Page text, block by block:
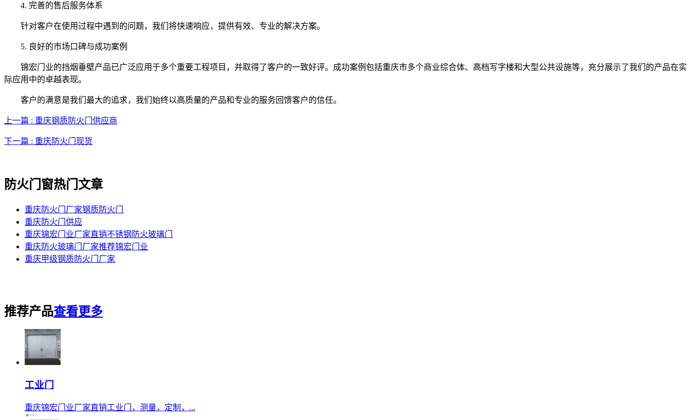
4. 完善的售后服务体系
针对客户在使用过程中遇到的问题，我们将快速响应，提供有效、专业的解决方案。
5. 良好的市场口碑与成功案例
锦宏门业的挡烟垂壁产品已广泛应用于多个重要工程项目，并取得了客户的一致好评。成功案例包括重庆市多个商业综合体、高档写字楼和大型公共设施等，充分展示了我们的产品在实
际应用中的卓越表现。
客户的满意是我们最大的追求，我们始终以高质量的产品和专业的服务回馈客户的信任。
上一篇 : 重庆钢质防火门供应商
下一篇 : 重庆防火门现货
防火门窗热门文章
重庆防火门厂家钢质防火门
重庆防火门供应
重庆锦宏门业厂家直销不锈钢防火玻璃门
重庆防火玻璃门厂家推荐锦宏门业
重庆甲级钢质防火门厂家
推荐产品查看更多
工业门
重庆锦宏门业厂家直销工业门，测量，定制，...